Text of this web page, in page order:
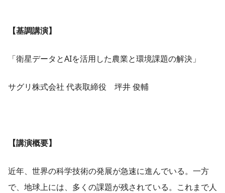
【基調講演】
「衛星データとAIを活用した農業と環境課題の解決」
サグリ株式会社 代表取締役 坪井 俊輔
【講演概要】
近年、世界の科学技術の発展が急速に進んでいる。一方
で、地球上には、多くの課題が残されている。これまで人